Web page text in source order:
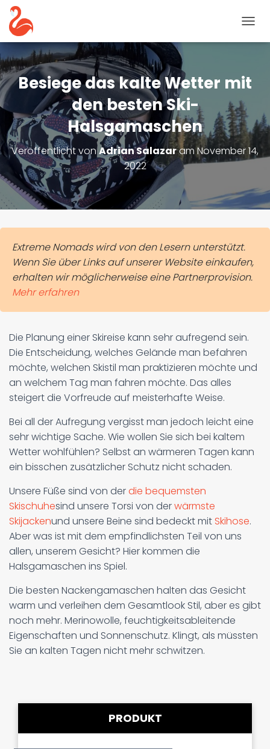
A
G
A
N
M
H
Besiege das kalte Wetter mit
den besten Ski-
Halsgamaschen
Veröffentlicht vonAdrian Salazaram November 14,
2022
Extreme Nomads wird von den Lesern unterstützt.
Wenn Sie über Links auf unserer Website einkaufen,
erhalten wir möglicherweise eine Partnerprovision.
Mehr erfahren
Die Planung einer Skireise kann sehr aufregend sein.
Die Entscheidung, welches Gelände man befahren
möchte, welchen Skistil man praktizieren möchte und
an welchem Tag man fahren möchte. Das alles
steigert die Vorfreude auf meisterhafte Weise.
Bei all der Aufregung vergisst man jedoch leicht eine
sehr wichtige Sache. Wie wollen Sie sich bei kaltem
Wetter wohlfühlen? Selbst an wärmeren Tagen kann
ein bisschen zusätzlicher Schutz nicht schaden.
Unsere Füße sind von derdie bequemsten
Skischuhesind unsere Torsi von derwärmste
Skijackenund unsere Beine sind bedeckt mit Skihose.
Aber was ist mit dem empfindlichsten Teil von uns
allen, unserem Gesicht? Hier kommen die
Halsgamaschen ins Spiel.
Die besten Nackengamaschen halten das Gesicht
warm und verleihen dem Gesamtlook Stil, aber es gibt
noch mehr. Merinowolle, feuchtigkeitsableitende
Eigenschaften und Sonnenschutz. Klingt, als müssten
Sie an kalten Tagen nicht mehr schwitzen.
PRODUKT